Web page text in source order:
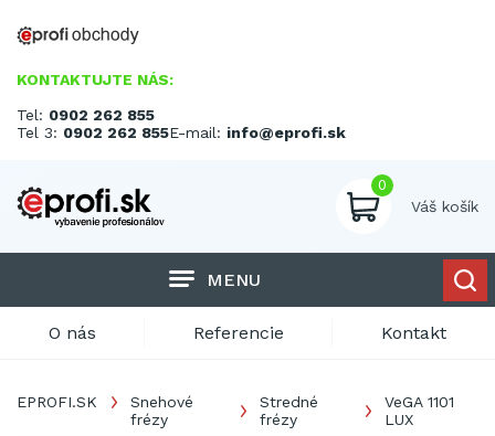
KONTAKTUJTE NÁS:
Tel: 0902 262 855
Tel 3: 0902 262 855E-mail: info@eprofi.sk
0
Váš košík
MENU
O nás Referencie Kontakt
EPROFI.SK
Snehové
frézy
Stredné
frézy
VeGA 1101
LUX